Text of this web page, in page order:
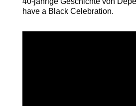
have a Black Celebration.